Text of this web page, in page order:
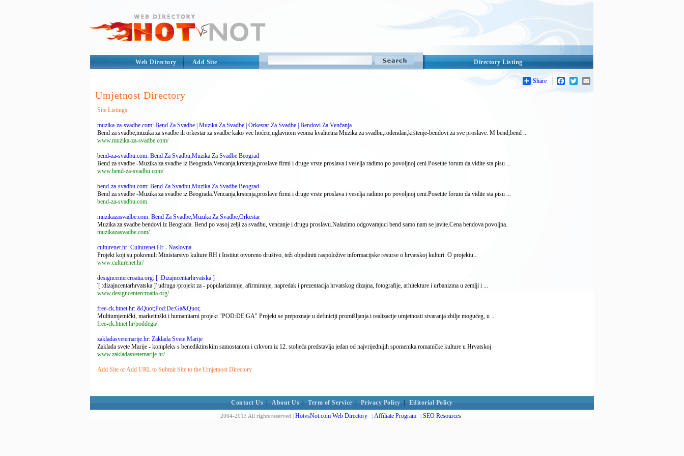
Directory Listing
Web Directory Add Site
Share Facebook
Twitter
Umjetnost Directory
Site Listings
muzika-za-svadbe.com: Bend Za Svadbe | Muzika Za Svadbe | Orkestar Za Svadbe | Bendovi Za Venčanja
Bend za svadbe,muzika za svadbe ili orkestar za svadbe kako vec hoćete,uglavnom veoma kvalitetna Muzika za svadbu,rođendan,krštenje-bendovi za sve proslave. M bend,bend ...
www.muzika-za-svadbe.com/
bend-za-svadbu.com: Bend Za Svadbu,Muzika Za Svadbe Beograd
Bend za svadbe -Muzika za svadbe iz Beograda.Vencanja,krstenja,proslave firmi i druge vrste proslava i veselja radimo po povoljnoj ceni.Posetite forum da vidite sta pisu ...
www.bend-za-svadbu.com/
bend-za-svadbu.com: Bend Za Svadbu,Muzika Za Svadbe Beograd
Bend za svadbe -Muzika za svadbe iz Beograda.Vencanja,krstenja,proslave firmi i druge vrste proslava i veselja radimo po povoljnoj ceni.Posetite forum da vidite sta pisu ...
bend-za-svadbu.com
muzikazasvadbe.com: Bend Za Svadbe,Muzika Za Svadbe,Orkestar
Muzika za svadbe bendovi iz Beograda. Bend po vasoj zelji za svadbu, vencanje i drugu proslavu.Nalazimo odgovarajuci bend samo nam se javite.Cena bendova povoljna.
muzikazasvadbe.com/
culturenet.hr: Culturenet.Hr - Naslovna
Projekt koji su pokrenuli Ministarstvo kulture RH i Institut otvoreno društvo, teži objediniti raspoložive informacijske resurse o hrvatskoj kulturi. O projektu...
www.culturenet.hr/
designcentercroatia.org: [ :Dizajncentarhrvatska ]
'[ :dizajncentarhrvatska ]' udruga /projekt za - populariziranje, afirmiranje, napredak i prezentacija hrvatskog dizajna, fotografije, arhitekture i urbanizma u zemlji i ...
www.designcentercroatia.org/
free-ck.htnet.hr: &Quot;Pod:De:Ga&Quot;
Multiumjetnički, marketinški i humanitarni projekt "POD:DE:GA" Projekt se prepoznaje u definiciji promišljanja i realizacije umjetnosti stvaranja zbilje mogućeg, u ...
free-ck.htnet.hr/poddega/
zakladasvetemarije.hr: Zaklada Svete Marije
Zaklada svete Marije - kompleks s benediktinskim samostanom i crkvom iz 12. stoljeća predstavlja jedan od najvrijednijih spomenika romaničke kulture u Hrvatskoj
www.zakladasvetemarije.hr/
Add Site or Add URL to Submit Site to the Umjetnost Directory
Contact Us About Us Term of Service Privacy Policy Editorial Policy
2004-2013 All rights reserved | HotvsNot.com Web Directory | Affiliate Program | SEO Resources